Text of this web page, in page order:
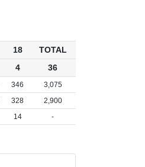
18
TOTAL
4 36
346
3,075
328
2,900
14 -